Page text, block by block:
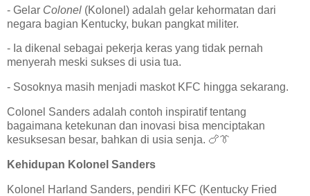
- Gelar Colonel (Kolonel) adalah gelar kehormatan dari
negara bagian Kentucky, bukan pangkat militer.
- Ia dikenal sebagai pekerja keras yang tidak pernah
menyerah meski sukses di usia tua.
- Sosoknya masih menjadi maskot KFC hingga sekarang.
Colonel Sanders adalah contoh inspiratif tentang
bagaimana ketekunan dan inovasi bisa menciptakan
kesuksesan besar, bahkan di usia senja. 🍗👔
Kehidupan Kolonel Sanders
Kolonel Harland Sanders, pendiri KFC (Kentucky Fried